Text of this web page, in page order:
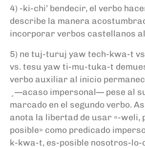
4) -ki-chi’ bendecir, el verbo
describe la manera
incorporar verbos castellanos
5) ne tuj-turuj yaw tech-kwa-t
vs. tesu yaw ti-mu-tuka-t
verbo auxiliar al inicio
¸—acaso impersonal— pese al
marcado en el segundo verbo.
anota la libertad de usar «-weli,
posible» como predicado
k-kwa-t, es-posible nosotros-lo-